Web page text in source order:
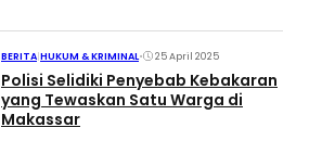
BERITA HUKUM & KRIMINAL• 25 April 2025
Polisi Selidiki Penyebab Kebakaran
yang Tewaskan Satu Warga di
Makassar